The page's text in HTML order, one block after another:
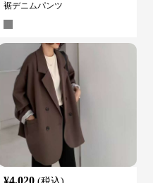
裾デニムパンツ
¥4,020